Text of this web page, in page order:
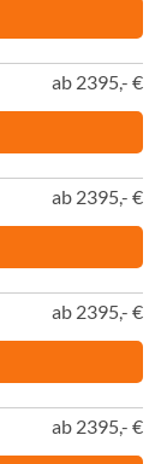
ab 2395,- €
ab 2395,- €
ab 2395,- €
ab 2395,- €